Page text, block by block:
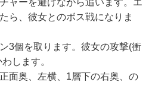
ャーを避けながら追います。エ
ら、彼女とのボス戦になりま
3個を取ります。彼女の攻撃(衝
します。
面奥、左横、1層下の右奥、の